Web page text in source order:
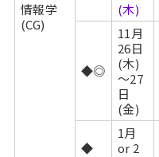
情報学
(CG)
(木)
◆◎
11月
26日
(木)
～27
日
(金)
◆
1月
or 2